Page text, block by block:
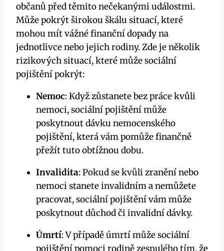
občanů před těmito nečekanými událostmi.
Může pokrýt širokou škálu situací, které
mohou mít vážné finanční dopady na
jednotlivce nebo jejich rodiny. Zde je několik
rizikových situací, které může sociální
pojištění pokrýt:
Nemoc: Když zůstanete bez práce kvůli
nemoci, sociální pojištění může
poskytnout dávku nemocenského
pojištění, která vám pomůže finančně
přežít tuto obtížnou dobu.
Invalidita: Pokud se kvůli zranění nebo
nemoci stanete invalidním a nemůžete
pracovat, sociální pojištění vám může
poskytnout důchod či invalidní dávky.
Úmrtí: V případě úmrtí může sociální
pojištění pomoci rodině zesnulého tím, že